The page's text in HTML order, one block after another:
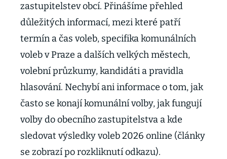
zastupitelstev obcí. Přinášíme přehled
důležitých informací, mezi které patří
termín a čas voleb, specifika komunálních
voleb v Praze a dalších velkých městech,
volební průzkumy, kandidáti a pravidla
hlasování. Nechybí ani informace o tom, jak
často se konají komunální volby, jak fungují
volby do obecního zastupitelstva a kde
sledovat výsledky voleb 2026 online (články
se zobrazí po rozkliknutí odkazu).